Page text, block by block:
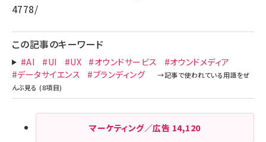
4778/
この記事のキーワード
#AI #UI #UX #オウンドサービス
#オウンドメディア
#データサイエンス
#ブランディング
マーケティング／広告 14,120